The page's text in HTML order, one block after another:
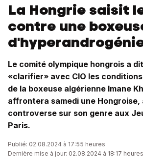
La Hongrie saisit
contre une
Le comité olympique hongrois a
«clarifier» avec CIO les
de la boxeuse algérienne Imane
affrontera samedi une Hongroise,
controverse sur son genre aux
Paris.
Publié: 02.08.2024 à 17:55 heures
Dernière mise à jour: 02.08.2024 à 18:17 heures